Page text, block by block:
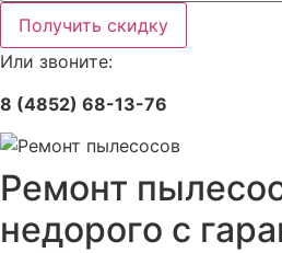
Получить скидку
Или звоните:
8 (4852) 68-13-76
Ремонт
недорого с